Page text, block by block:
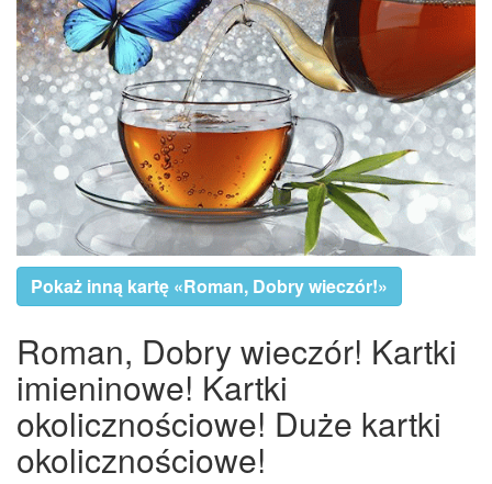
Pokaż inną kartę «Roman, Dobry wieczór!»
Roman, Dobry wieczór! Kartki
imieninowe! Kartki
okolicznościowe! Duże kartki
okolicznościowe!